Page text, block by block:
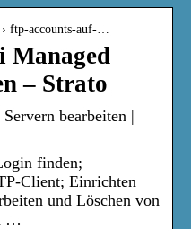
ftp-accounts-auf-…
Managed
– Strato
bearbeiten |
finden;
Client; Einrichten
und Löschen von
…